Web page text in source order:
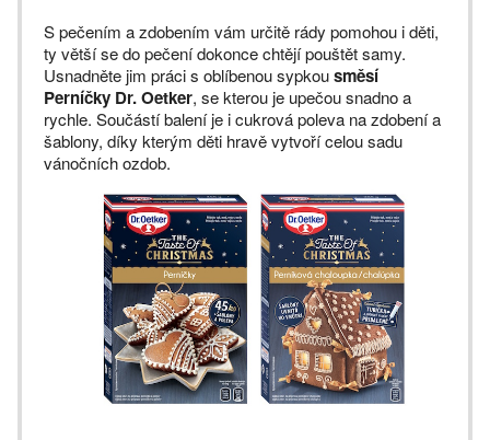
S pečením a zdobením vám určitě rády pomohou i děti,
ty větší se do pečení dokonce chtějí pouštět samy.
Usnadněte jim práci s oblíbenou sypkousměsí
Perníčky Dr. Oetker, se kterou je upečou snadno a
rychle. Součástí balení je i cukrová poleva na zdobení a
šablony, díky kterým děti hravě vytvoří celou sadu
vánočních ozdob.